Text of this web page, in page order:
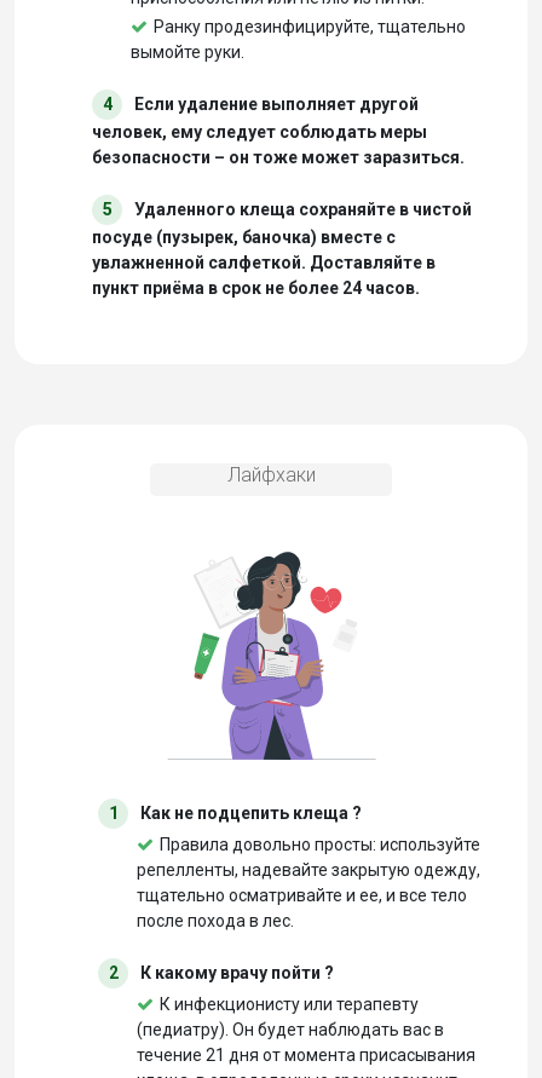
Ранку продезинфицируйте, тщательно
вымойте руки.
4
Если удаление выполняет другой
человек, ему следует соблюдать меры
безопасности – он тоже может заразиться.
5
Удаленного клеща сохраняйте в чистой
посуде (пузырек, баночка) вместе с
увлажненной салфеткой. Доставляйте в
пункт приёма в срок не более 24 часов.
1
Как не подцепить клеща ?
Правила довольно просты: используйте
репелленты, надевайте закрытую одежду,
тщательно осматривайте и ее, и все тело
после похода в лес.
2
К какому врачу пойти ?
К инфекционисту или терапевту
(педиатру). Он будет наблюдать вас в
течение 21 дня от момента присасывания
Лайфхаки